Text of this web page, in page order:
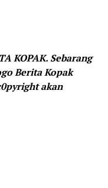
KOPAK. Sebarang
Berita Kopak
akan